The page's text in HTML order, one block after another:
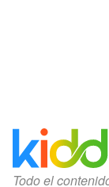
Todo el